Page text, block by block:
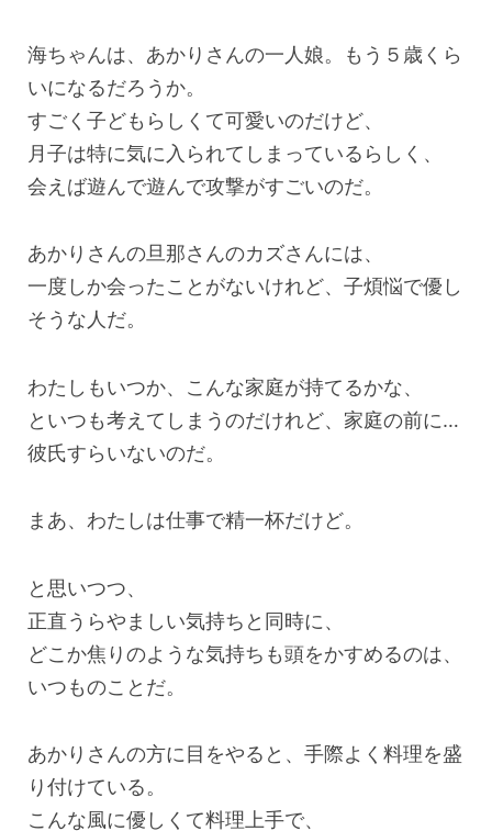
海ちゃんは、あかりさんの一人娘。もう５歳くら
いになるだろうか。
すごく子どもらしくて可愛いのだけど、
月子は特に気に入られてしまっているらしく、
会えば遊んで遊んで攻撃がすごいのだ。
あかりさんの旦那さんのカズさんには、
一度しか会ったことがないけれど、子煩悩で優し
そうな人だ。
わたしもいつか、こんな家庭が持てるかな、
といつも考えてしまうのだけれど、家庭の前に…
彼氏すらいないのだ。
まあ、わたしは仕事で精一杯だけど。
と思いつつ、
正直うらやましい気持ちと同時に、
どこか焦りのような気持ちも頭をかすめるのは、
いつものことだ。
あかりさんの方に目をやると、手際よく料理を盛
り付けている。
こんな風に優しくて料理上手で、